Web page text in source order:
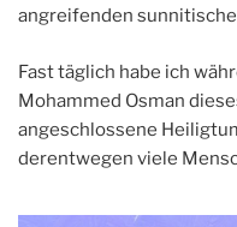
angreifenden
Fast täglich habe ich
Mohammed Osman
angeschlossene
derentwegen viele